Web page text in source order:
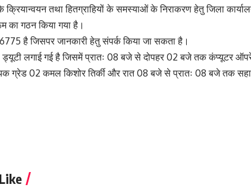
तथा हितग्राहियों के समस्याओं के निराकरण हेतु जिला
का गठन किया गया है।
है जिसपर जानकारी हेतु संपर्क किया जा सकता है।
ड्यूटी लगाई गई है जिसमें प्रातः 08 बजे से दोपहर 02 बजे तक कंप्यूटर
ग्रेड 02 कमल किशोर तिर्की और रात 08 बजे से प्रातः 08 बजे तक